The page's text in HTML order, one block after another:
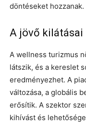
döntéseket hozzanak.
A jövő kilátásai
A wellness turizmus
látszik, és a kereslet
eredményezhet. A
változása, a globális
erősítik. A szektor
kihívást és